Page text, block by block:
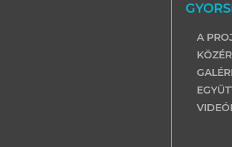
A